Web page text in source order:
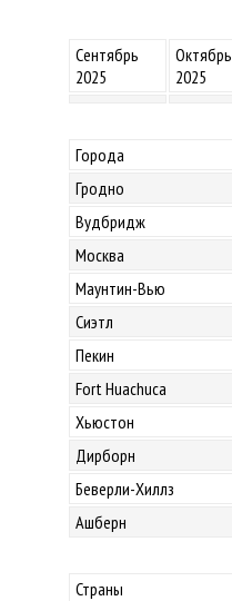
Сентябрь
2025
Октябрь
2025
Города
Гродно
Вудбридж
Москва
Маунтин-Вью
Сиэтл
Пекин
Fort Huachuca
Хьюстон
Дирборн
Беверли-Хиллз
Ашберн
Страны